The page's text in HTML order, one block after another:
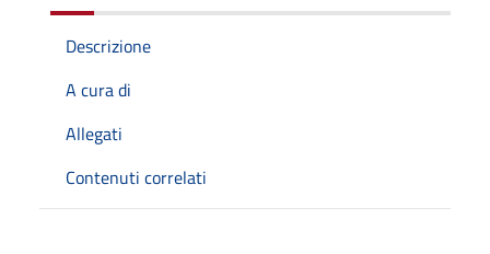
Descrizione
A cura di
Allegati
Contenuti correlati